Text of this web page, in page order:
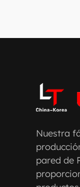
Nuestra
pared de